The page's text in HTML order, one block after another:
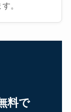
。
料で